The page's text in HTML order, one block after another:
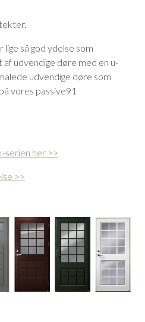
så god ydelse som
udvendige døre med en u-
udvendige døre som
vores passive91
serien her >>
>>